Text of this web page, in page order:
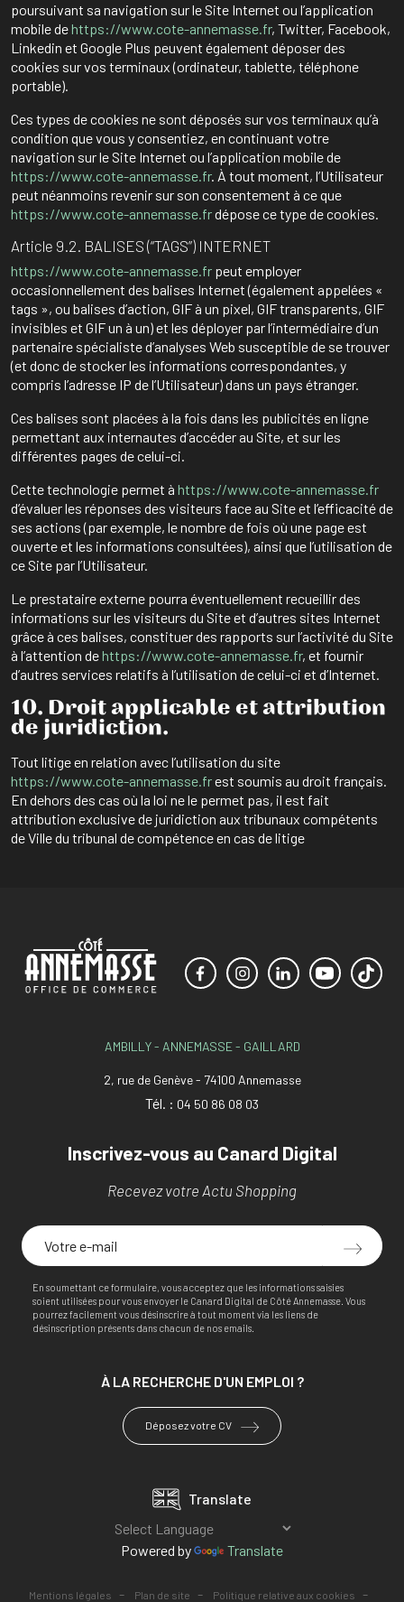
poursuivant sa navigation sur le Site Internet ou l’application
mobile dehttps://www.cote-annemasse.fr, Twitter, Facebook,
Linkedin et Google Plus peuvent également déposer des
cookies sur vos terminaux (ordinateur, tablette, téléphone
portable).
Ces types de cookies ne sont déposés sur vos terminaux qu’à
condition que vous y consentiez, en continuant votre
navigation sur le Site Internet ou l’application mobile de
https://www.cote-annemasse.fr. À tout moment, l’Utilisateur
peut néanmoins revenir sur son consentement à ce que
https://www.cote-annemasse.frdépose ce type de cookies.
Article 9.2. BALISES (“TAGS”) INTERNET
https://www.cote-annemasse.fr peut employer
occasionnellement des balises Internet (également appelées «
tags », ou balises d’action, GIF à un pixel, GIF transparents, GIF
invisibles et GIF un à un) et les déployer par l’intermédiaire d’un
partenaire spécialiste d’analyses Web susceptible de se trouver
(et donc de stocker les informations correspondantes, y
compris l’adresse IP de l’Utilisateur) dans un pays étranger.
Ces balises sont placées à la fois dans les publicités en ligne
permettant aux internautes d’accéder au Site, et sur les
différentes pages de celui-ci.
Cette technologie permet à https://www.cote-annemasse.fr
d’évaluer les réponses des visiteurs face au Site et l’efficacité de
ses actions (par exemple, le nombre de fois où une page est
ouverte et les informations consultées), ainsi que l’utilisation de
ce Site par l’Utilisateur.
Le prestataire externe pourra éventuellement recueillir des
informations sur les visiteurs du Site et d’autres sites Internet
grâce à ces balises, constituer des rapports sur l’activité du Site
à l’attention dehttps://www.cote-annemasse.fr, et fournir
d’autres services relatifs à l’utilisation de celui-ci et d’Internet.
10. Droit applicable et attribution
de juridiction.
Tout litige en relation avec l’utilisation du site
https://www.cote-annemasse.frest soumis au droit français.
En dehors des cas où la loi ne le permet pas, il est fait
attribution exclusive de juridiction aux tribunaux compétents
de Ville du tribunal de compétence en cas de litige
AMBILLY - ANNEMASSE - GAILLARD
2, rue de Genève - 74100 Annemasse
Tél. : 04 50 86 08 03
Inscrivez-vous au Canard Digital
Recevez votre Actu Shopping
En soumettant ce formulaire, vous acceptez que les informations saisies
soient utilisées pour vous envoyer le Canard Digital de Côté Annemasse. Vous
pourrez facilement vous désinscrire à tout moment via les liens de
désinscription présents dans chacun de nos emails.
À LA RECHERCHE D'UN EMPLOI ?
Déposez votre CV
Translate
Powered by Translate
Mentions légales - Plan de site - Politique relative aux cookies -